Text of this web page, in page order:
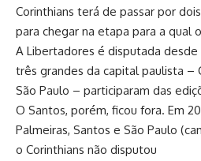
Corinthians terá de passar por
para chegar na etapa para a qual
A Libertadores é disputada desde
três grandes da capital paulista –
São Paulo – participaram das
O Santos, porém, ficou fora. Em
Palmeiras, Santos e São Paulo
o Corinthians não disputou